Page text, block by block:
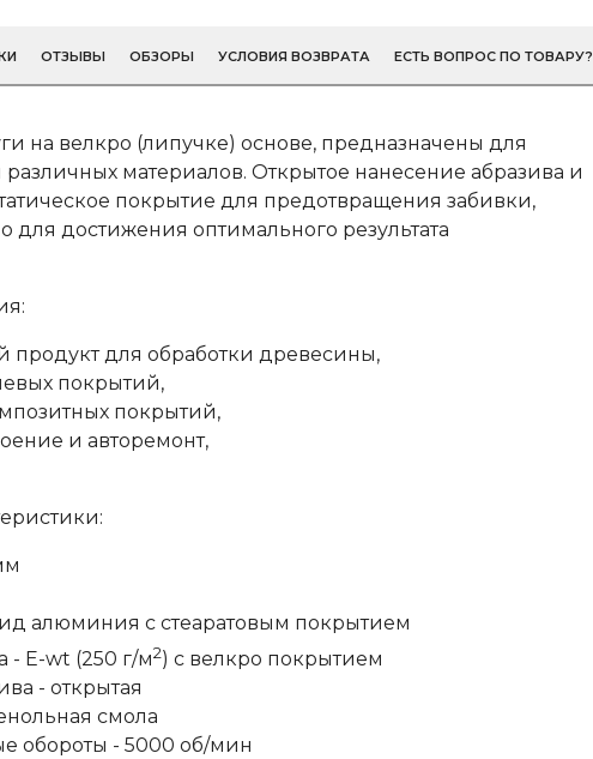
ОТЗЫВЫ ОБЗОРЫ УСЛОВИЯ ВОЗВРАТА ЕСТЬ ВОПРОС ПО ТОВАРУ?
на велкро (липучке) основе, предназначены для
материалов. Открытое нанесение абразива и
покрытие для предотвращения забивки,
для достижения оптимального результата
продукт для обработки древесины,
покрытий,
покрытий,
и авторемонт,
алюминия с стеаратовым покрытием
- E-wt (250 г/м2) с велкро покрытием
- открытая
смола
обороты - 5000 об/мин